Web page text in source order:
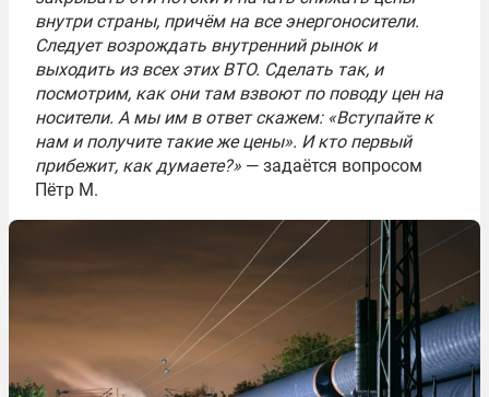
внутри страны, причём на все энергоносители.
Следует возрождать внутренний рынок и
выходить из всех этих ВТО. Сделать так, и
посмотрим, как они там взвоют по поводу цен на
носители. А мы им в ответ скажем: «Вступайте к
нам и получите такие же цены». И кто первый
прибежит, как думаете?» — задаётся вопросом
Пётр М.